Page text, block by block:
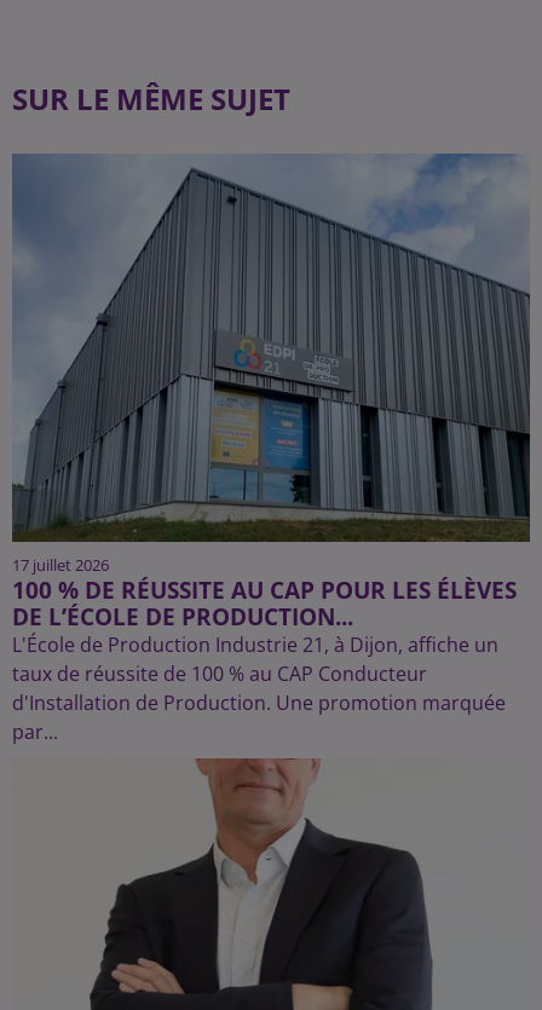
SUR LE MÊME SUJET
17 juillet 2026
100 % DE RÉUSSITE AU CAP POUR LES ÉLÈVES
DE L’ÉCOLE DE PRODUCTION...
L'École de Production Industrie 21, à Dijon, affiche un
taux de réussite de 100 % au CAP Conducteur
d'Installation de Production. Une promotion marquée
par...